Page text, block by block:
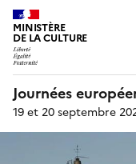
MINISTÈRE
DE LA CULTURE
Journées
19 et 20 septembre